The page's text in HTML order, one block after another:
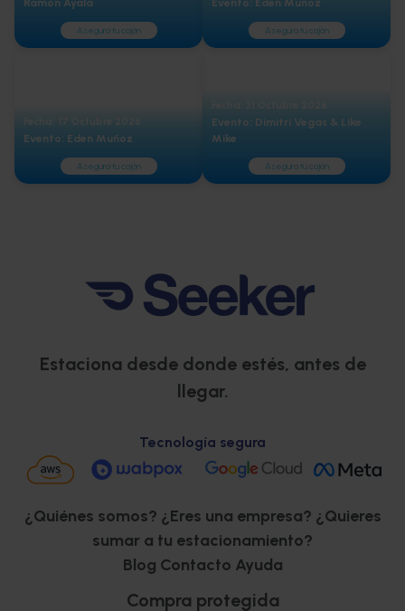
Asegura tu cajón Asegura tu cajón
Fecha: 17 Octubre 2026
Evento: Eden Muñoz
Asegura tu cajón
Evento: Dimitri Vegas & Like
Mike
Asegura tu cajón
Estaciona desde donde estés, antes de
llegar.
Tecnología segura
¿Quiénes somos? ¿Eres una empresa? ¿Quieres
sumar a tu estacionamiento?
Blog Contacto Ayuda
Compra protegida